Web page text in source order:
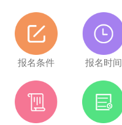
报名条件 报名时间